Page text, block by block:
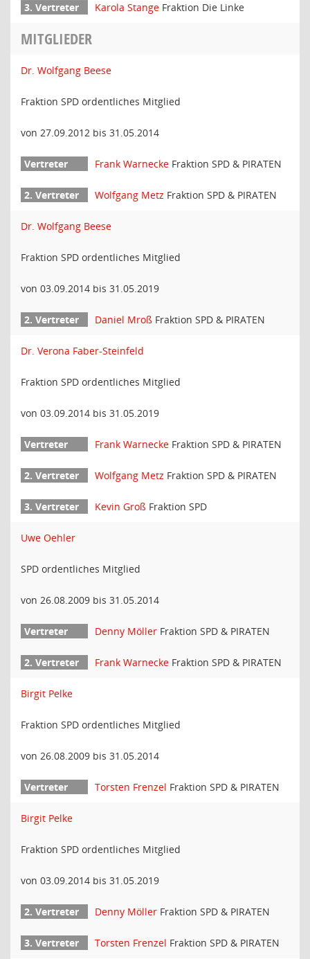
Karola Stange Fraktion Die Linke
MITGLIEDER
Dr. Wolfgang Beese
Fraktion SPD ordentliches Mitglied
von 27.09.2012 bis 31.05.2014
Frank Warnecke Fraktion SPD & PIRATEN
Wolfgang Metz Fraktion SPD & PIRATEN
Dr. Wolfgang Beese
Fraktion SPD ordentliches Mitglied
von 03.09.2014 bis 31.05.2019
Daniel Mroß Fraktion SPD & PIRATEN
Dr. Verona Faber-Steinfeld
Fraktion SPD ordentliches Mitglied
von 03.09.2014 bis 31.05.2019
Frank Warnecke Fraktion SPD & PIRATEN
Wolfgang Metz Fraktion SPD & PIRATEN
Kevin Groß Fraktion SPD
Uwe Oehler
SPD ordentliches Mitglied
von 26.08.2009 bis 31.05.2014
Denny Möller Fraktion SPD & PIRATEN
Frank Warnecke Fraktion SPD & PIRATEN
Birgit Pelke
Fraktion SPD ordentliches Mitglied
von 26.08.2009 bis 31.05.2014
Torsten Frenzel Fraktion SPD & PIRATEN
Birgit Pelke
Fraktion SPD ordentliches Mitglied
von 03.09.2014 bis 31.05.2019
Denny Möller Fraktion SPD & PIRATEN
Torsten Frenzel Fraktion SPD & PIRATEN